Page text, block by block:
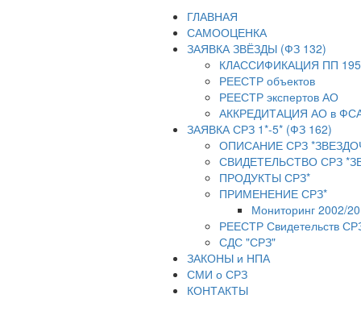
ГЛАВНАЯ
САМООЦЕНКА
ЗАЯВКА ЗВЁЗДЫ (ФЗ 132)
КЛАССИФИКАЦИЯ ПП
РЕЕСТР объектов
РЕЕСТР экспертов АО
АККРЕДИТАЦИЯ АО в
ЗАЯВКА СРЗ 1*-5* (ФЗ 162)
ОПИСАНИЕ СРЗ
СВИДЕТЕЛЬСТВО СРЗ
ПРОДУКТЫ СРЗ*
ПРИМЕНЕНИЕ СРЗ*
Мониторинг 2002/
РЕЕСТР Свидетельств
СДС "СРЗ"
ЗАКОНЫ и НПА
СМИ о СРЗ
КОНТАКТЫ